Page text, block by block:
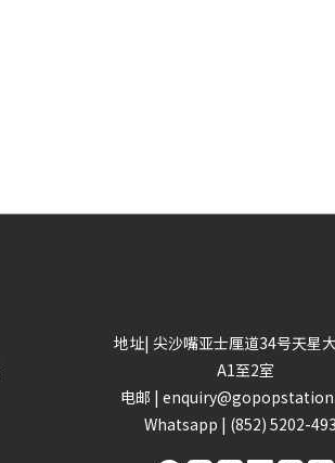
地址| 尖沙嘴亚士厘道34号天星
A1至2室
电邮 |
Whatsapp | (852) 5202-